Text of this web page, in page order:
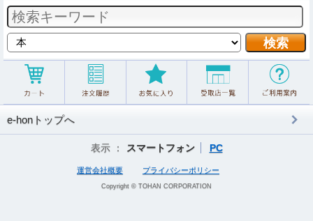
e-honトップへ
表示 ： スマートフォン PC
運営会社概要 プライバシーポリシー
Copyright © TOHAN CORPORATION